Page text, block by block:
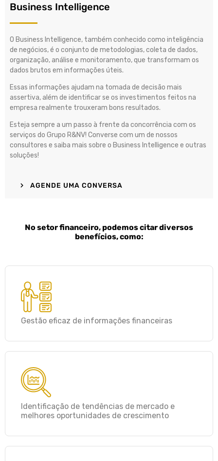
Business Intelligence
O Business Intelligence, também conhecido como inteligência
de negócios, é o conjunto de metodologias, coleta de dados,
organização, análise e monitoramento, que transformam os
dados brutos em informações úteis.
Essas informações ajudam na tomada de decisão mais
assertiva, além de identificar se os investimentos feitos na
empresa realmente trouxeram bons resultados.
Esteja sempre a um passo à frente da concorrência com os
serviços do Grupo R&NV! Converse com um de nossos
consultores e saiba mais sobre o Business Intelligence e outras
soluções!
AGENDE UMA CONVERSA
No setor financeiro, podemos citar diversos
benefícios, como:
Gestão eficaz de informações financeiras
Identificação de tendências de mercado e
melhores oportunidades de crescimento